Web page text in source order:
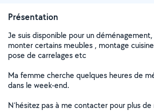
Présentation
Je suis disponible pour un
monter certains meubles , montage
pose de carrelages etc
Ma femme cherche quelques heures de
dans le week-end.
N'hésitez pas à me contacter pour plus de